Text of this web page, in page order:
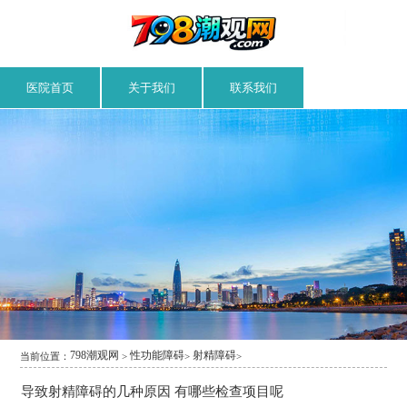
医院首页 关于我们 联系我们
当前位置：798潮观网 >性功能障碍>射精障碍>
导致射精障碍的几种原因 有哪些检查项目呢